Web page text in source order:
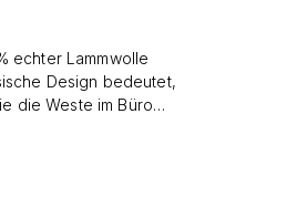
echter Lammwolle
Design bedeutet,
die Weste im Büro